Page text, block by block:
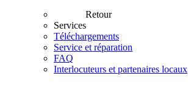
Retour
Services
Téléchargements
Service et réparation
FAQ
Interlocuteurs et partenaires locaux